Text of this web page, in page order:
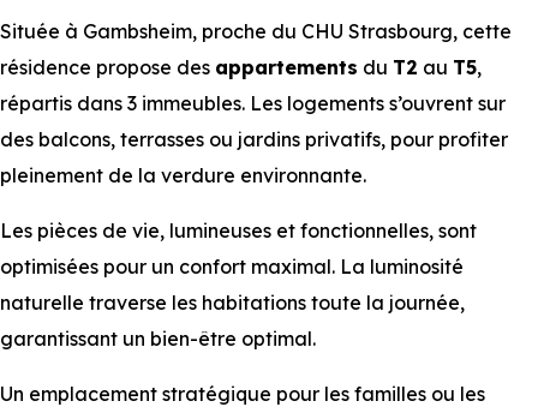
Située à Gambsheim, proche du CHU Strasbourg, cette
résidence propose des appartements du T2 au T5,
répartis dans 3 immeubles. Les logements s’ouvrent sur
des balcons, terrasses ou jardins privatifs, pour profiter
pleinement de la verdure environnante.
Les pièces de vie, lumineuses et fonctionnelles, sont
optimisées pour un confort maximal. La luminosité
naturelle traverse les habitations toute la journée,
garantissant un bien-être optimal.
Un emplacement stratégique pour les familles ou les